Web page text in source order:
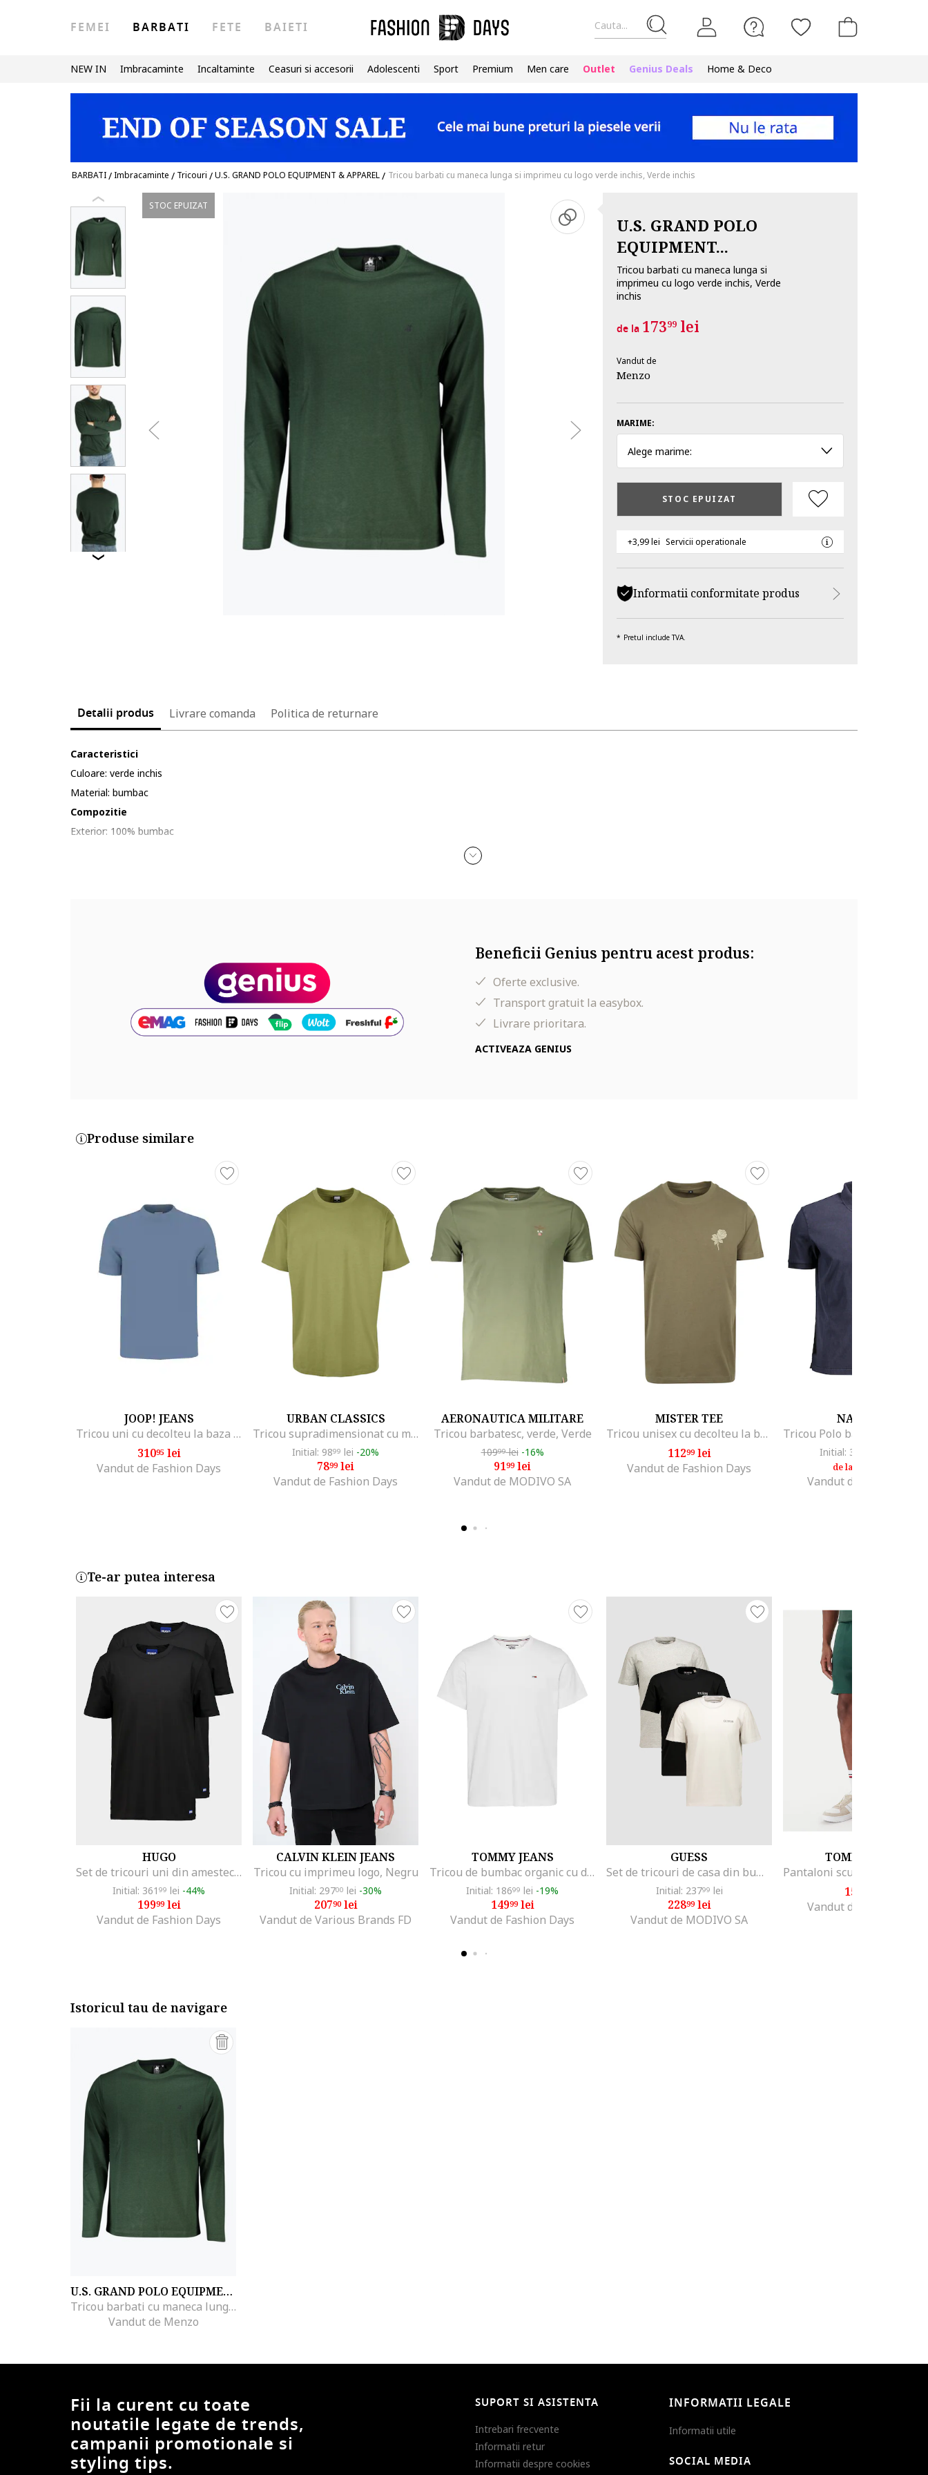
Cauta...
FEMEI BARBATI FETE BAIETI
NEW IN Imbracaminte Incaltaminte Ceasuri si accesorii Adolescenti Sport Premium Men care Outlet Genius Deals Home & Deco
BARBATI/Imbracaminte / Tricouri /U.S. GRAND POLO EQUIPMENT & APPAREL/ Tricou barbati cu maneca lunga si imprimeu cu logo verde inchis, Verde inchis
STOC EPUIZAT
U.S. GRAND POLO
EQUIPMENT...
Tricou barbati cu maneca lunga si
imprimeu cu logo verde inchis, Verde
inchis
de la 17399lei
Vandut de
Menzo
MARIME:
Alege marime:
STOC EPUIZAT
+3,99 lei Servicii operationale
Informatii conformitate produs
Pretul include TVA.
Detalii produs Livrare comanda Politica de returnare
Caracteristici
Culoare: verde inchis
Material: bumbac
Compozitie
Exterior: 100% bumbac
Beneficii Genius pentru acest produs:
Oferte exclusive.
Transport gratuit la easybox.
Livrare prioritara.
ACTIVEAZA GENIUS
Produse similare
JOOP! JEANS
Tricou uni cu decolteu la baza gatului, Albastru
31095lei
Vandut de Fashion Days
URBAN CLASSICS
Tricou supradimensionat cu maneci cazute, Verde masliniu
Initial: 9899 lei -20%
7899lei
Vandut de Fashion Days
AERONAUTICA MILITARE
Tricou barbatesc, verde, Verde
10999lei -16%
9199lei
Vandut de MODIVO SA
MISTER TEE
Tricou unisex cu decolteu la baza gatului si imprimeu, Verde masliniu
11299lei
Vandut de Fashion Days
NAPAPIJRI
Initial: 347
de la
Vandut de MODIVO SA
Te-ar putea interesa
HUGO
Set de tricouri uni din amestec de bumbac - 2 piese, Negru
Initial: 361 99 lei -44%
19999lei
Vandut de Fashion Days
CALVIN KLEIN JEANS
Tricou cu imprimeu logo, Negru
Initial: 29700 lei -30%
20790lei
Vandut de Various Brands FD
TOMMY JEANS
Tricou de bumbac organic cu decolteu la baza gatului, Alb
Initial: 18699 lei -19%
14999lei
Vandut de Fashion Days
GUESS
Set de tricouri de casa din bumbac - 3 Piese, Alb/Negru/Gri
Initial: 23799 lei
22899lei
Vandut de MODIVO SA
TOMMY JEANS
151
Vandut de MODIVO SA
Istoricul tau de navigare
U.S. GRAND POLO EQUIPMENT & APPAREL
Tricou barbati cu maneca lunga si imprimeu cu logo verde inchis, Verde inchis
Vandut de Menzo
Fii la curent cu toate
noutatile legate de trends,
campanii promotionale si
styling tips.
SUPORT SI ASISTENTA
Intrebari frecvente
Informatii retur
Informatii despre cookies
INFORMATII LEGALE
Informatii utile
SOCIAL MEDIA